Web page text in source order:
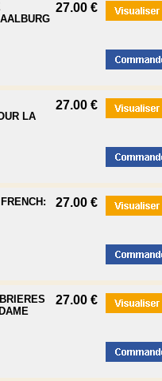
27.00 €
LA
27.00 €
27.00 €
27.00 €